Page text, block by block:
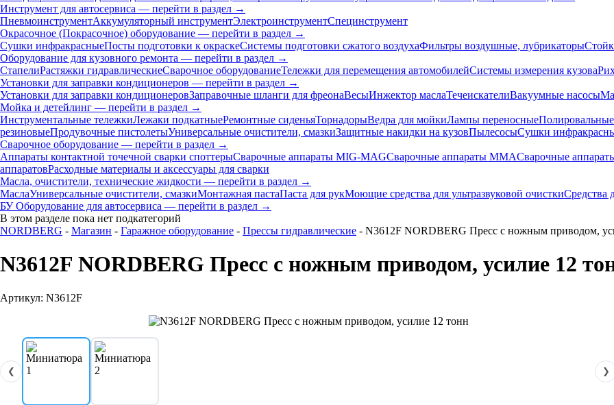
Инструмент для автосервиса — перейти в раздел →
ПневмоинструментАккумуляторный инструментЭлектроинструментСпецинструмент
Окрасочное (Покрасочное) оборудование — перейти в раздел →
Сушки инфракрасныеПосты подготовки к окраскеСистемы подготовки сжатого воздухаФильтры воздушные, лубрикаторы
Оборудование для кузовного ремонта — перейти в раздел →
СтапелиРастяжки гидравлическиеСварочное оборудованиеТележки для перемещения автомобилейСистемы измерения кузова
Установки для заправки кондиционеров — перейти в раздел →
Установки для заправки кондиционеровЗаправочные шланги для фреонаВесыИнжектор маслаТечеискателиВакуумные насосы
Мойка и детейлинг — перейти в раздел →
Инструментальные тележкиЛежаки подкатныеРемонтные сиденьяТорнадорыВедра для мойкиЛампы переносные
резиновыеПродувочные пистолетыУниверсальные очистители, смазкиЗащитные накидки на кузовПылесосыСушки
Сварочное оборудование — перейти в раздел →
Аппараты контактной точечной сварки cпоттерыСварочные аппараты MIG-MAGСварочные аппараты MMAСварочные
аппаратовРасходные материалы и аксессуары для сварки
Масла, очистители, технические жидкости — перейти в раздел →
МаслаУниверсальные очистители, смазкиМонтажная пастаПаста для рукМоющие средства для ультразвуковой очисткиСредства
БУ Оборудование для автосервиса — перейти в раздел →
В этом разделе пока нет подкатегорий
NORDBERG - Магазин - Гаражное оборудование - Прессы гидравлические - N3612F NORDBERG Пресс с ножным приводом,
N3612F NORDBERG Пресс с ножным приводом, усилие 12
Артикул: N3612F
❮ ❯